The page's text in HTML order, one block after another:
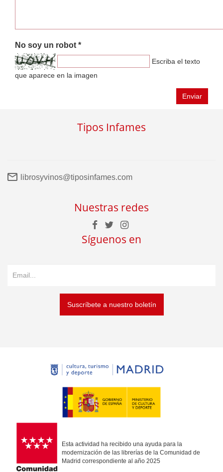
No soy un robot *
Escriba el texto
que aparece en la imagen
Enviar
Tipos Infames
librosyvinos@tiposinfames.com
Nuestras redes
Síguenos en
Suscríbete a nuestro boletín
Esta actividad ha recibido una ayuda para la
modernización de las librerías de la Comunidad de
Madrid correspondiente al año 2025